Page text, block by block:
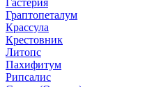
Гастерия
Граптопеталум
Крассула
Крестовник
Литопс
Пахифитум
Рипсалис